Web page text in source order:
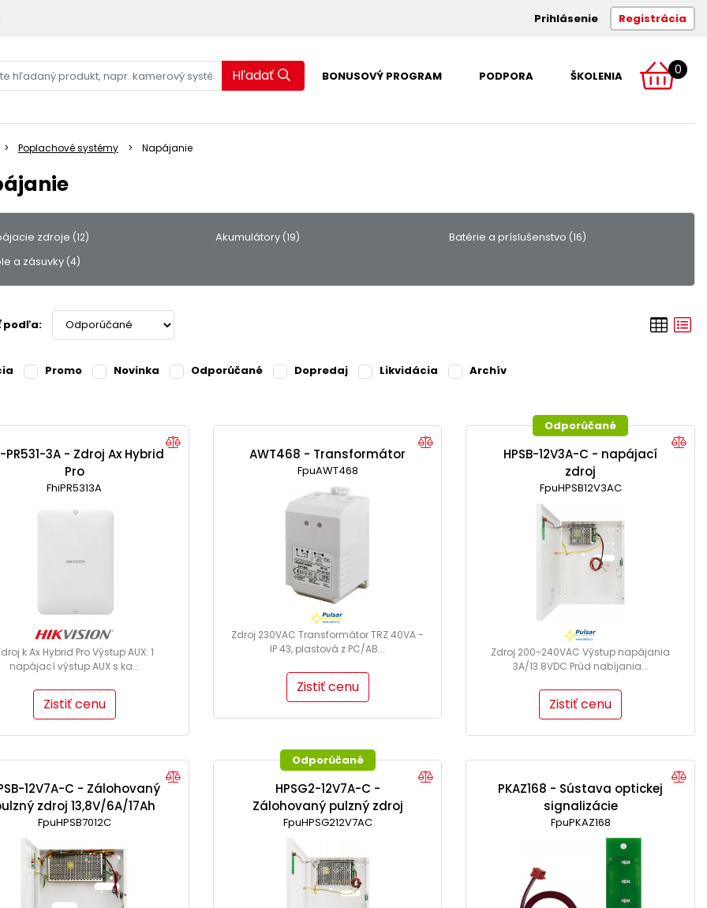
Prihlásenie Registrácia
Hľadať BONUSOVÝ PROGRAM PODPORA ŠKOLENIA 0
Poplachové systémy Napájanie
zdroje (12) Akumulátory (19) Batérie a príslušenstvo (16)
a zásuvky (4)
podľa:
Promo Novinka Odporúčané Dopredaj Likvidácia Archív
PR531-3A - Zdroj Ax Hybrid
Pro
FhiPR5313A
k Ax Hybrid Pro Výstup AUX: 1
napájací výstup AUX s ka...
Zistiť cenu
AWT468 - Transformátor
FpuAWT468
Zdroj 230VAC Transformátor TRZ 40VA -
IP 43, plastová z PC/AB...
Zistiť cenu
Odporúčané
HPSB-12V3A-C - napájací
zdroj
FpuHPSB12V3AC
Zdroj 200÷240VAC Výstup napájania
3A/13.8VDC Prúd nabíjania...
Zistiť cenu
12V7A-C - Zálohovaný
zdroj 13,8V/6A/17Ah
FpuHPSB7012C
Odporúčané
HPSG2-12V7A-C -
Zálohovaný pulzný zdroj
13,8V/7A/17Ah
FpuHPSG212V7AC
PKAZ168 - Sústava optickej
signalizácie
FpuPKAZ168